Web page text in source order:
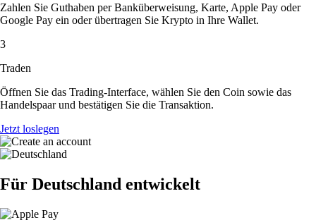
Zahlen Sie Guthaben per Banküberweisung, Karte, Apple Pay oder
Google Pay ein oder übertragen Sie Krypto in Ihre Wallet.
3
Traden
Öffnen Sie das Trading-Interface, wählen Sie den Coin sowie das
Handelspaar und bestätigen Sie die Transaktion.
Jetzt loslegen
Für Deutschland entwickelt